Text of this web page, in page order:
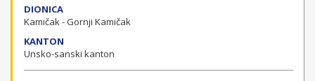
DIONICA
Kamičak - Gornji Kamičak
KANTON
Unsko-sanski kanton